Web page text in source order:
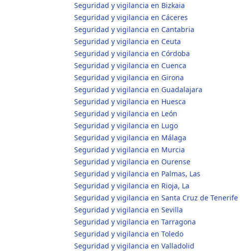
Seguridad y vigilancia en Bizkaia
Seguridad y vigilancia en Cáceres
Seguridad y vigilancia en Cantabria
Seguridad y vigilancia en Ceuta
Seguridad y vigilancia en Córdoba
Seguridad y vigilancia en Cuenca
Seguridad y vigilancia en Girona
Seguridad y vigilancia en Guadalajara
Seguridad y vigilancia en Huesca
Seguridad y vigilancia en León
Seguridad y vigilancia en Lugo
Seguridad y vigilancia en Málaga
Seguridad y vigilancia en Murcia
Seguridad y vigilancia en Ourense
Seguridad y vigilancia en Palmas, Las
Seguridad y vigilancia en Rioja, La
Seguridad y vigilancia en Santa Cruz de Tenerife
Seguridad y vigilancia en Sevilla
Seguridad y vigilancia en Tarragona
Seguridad y vigilancia en Toledo
Seguridad y vigilancia en Valladolid